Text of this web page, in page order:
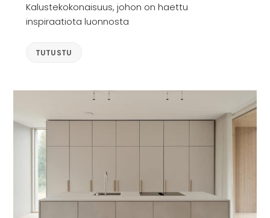
Kalustekokonaisuus, johon on haettu
inspiraatiota luonnosta
TUTUSTU